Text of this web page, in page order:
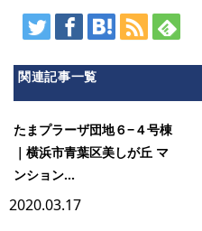
関連記事一覧
たまプラーザ団地６−４号棟
｜横浜市青葉区美しが丘 マ
ンション...
2020.03.17